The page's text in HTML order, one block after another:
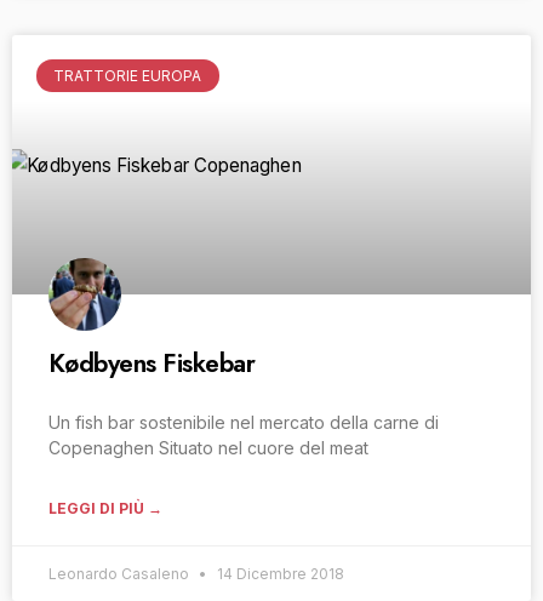
TRATTORIE EUROPA
Kødbyens Fiskebar
Un fish bar sostenibile nel mercato della carne di
Copenaghen Situato nel cuore del meat
LEGGI DI PIÙ →
Leonardo Casaleno 14 Dicembre 2018